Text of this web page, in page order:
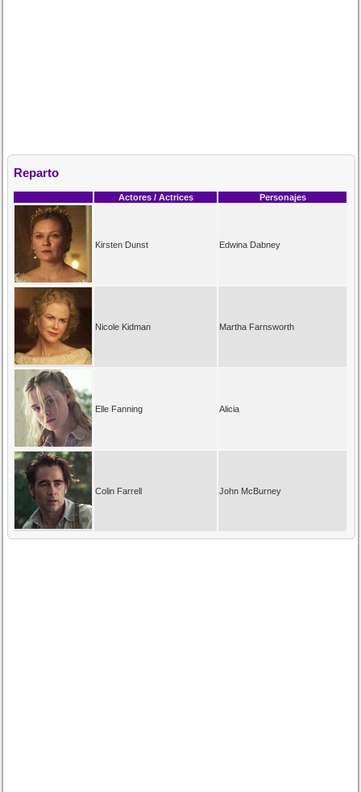
Reparto
Actores / Actrices Personajes
Kirsten Dunst Edwina Dabney
Nicole Kidman Martha Farnsworth
Elle Fanning Alicia
Colin Farrell John McBurney